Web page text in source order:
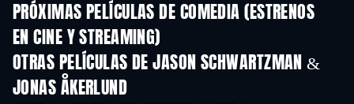
PRÓXIMAS PELÍCULAS DE COMEDIA (ESTRENOS
EN CINE Y STREAMING)
OTRAS PELÍCULAS DE JASON SCHWARTZMAN &
JONAS ÅKERLUND